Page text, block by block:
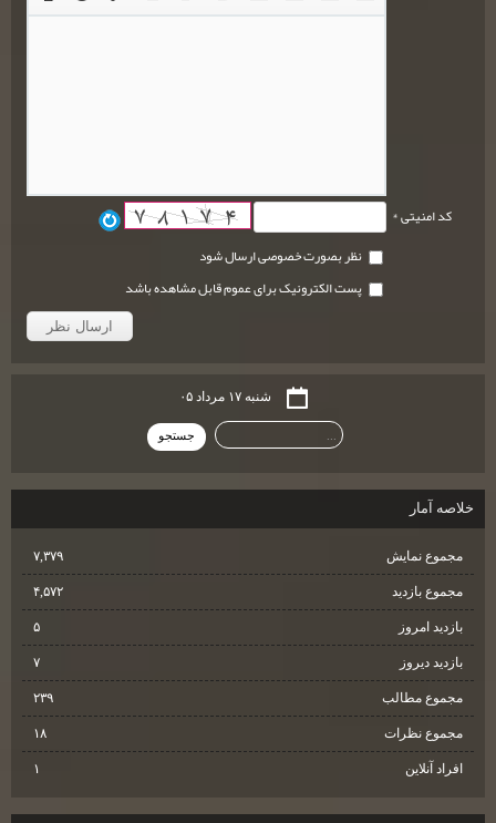
کد امنیتی *
نظر بصورت خصوصی ارسال شود
پست الکترونیک برای عموم قابل مشاهده باشد
شنبه ۱۷ مرداد ۰۵
خلاصه آمار
مجموع نمایش‌ ۷,۳۷۹
مجموع بازدید ۴,۵۷۲
بازدید امروز
بازدید دیروز
مجموع مطالب ۲۳۹
مجموع نظرات ۱۸
افراد آنلاین